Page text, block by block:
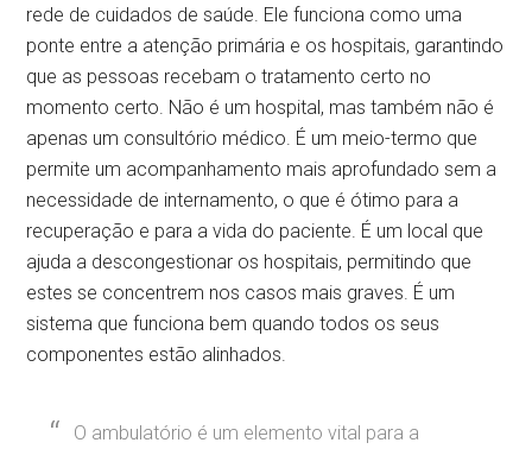
rede de cuidados de saúde. Ele funciona como uma
ponte entre a atenção primária e os hospitais, garantindo
que as pessoas recebam o tratamento certo no
momento certo. Não é um hospital, mas também não é
apenas um consultório médico. É um meio-termo que
permite um acompanhamento mais aprofundado sem a
necessidade de internamento, o que é ótimo para a
recuperação e para a vida do paciente. É um local que
ajuda a descongestionar os hospitais, permitindo que
estes se concentrem nos casos mais graves. É um
sistema que funciona bem quando todos os seus
componentes estão alinhados.
O ambulatório é um elemento vital para a